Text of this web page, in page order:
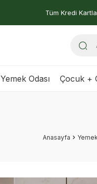
Tüm Kredi
Yemek Odası Çocuk +
Anasayfa